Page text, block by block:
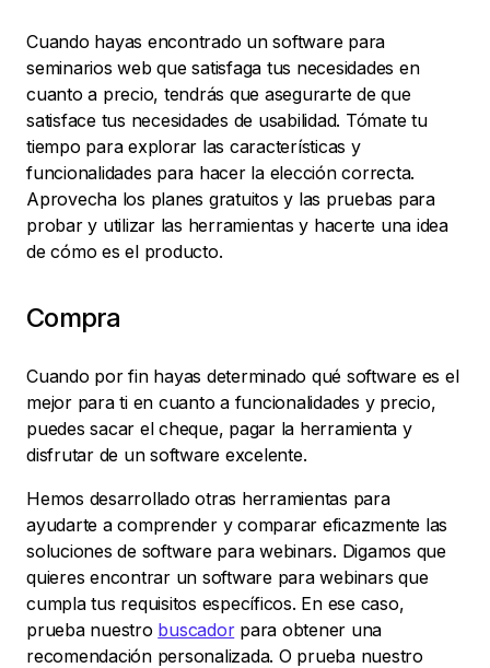
Cuando hayas encontrado un software para
seminarios web que satisfaga tus necesidades en
cuanto a precio, tendrás que asegurarte de que
satisface tus necesidades de usabilidad. Tómate tu
tiempo para explorar las características y
funcionalidades para hacer la elección correcta.
Aprovecha los planes gratuitos y las pruebas para
probar y utilizar las herramientas y hacerte una idea
de cómo es el producto.
Compra
Cuando por fin hayas determinado qué software es el
mejor para ti en cuanto a funcionalidades y precio,
puedes sacar el cheque, pagar la herramienta y
disfrutar de un software excelente.
Hemos desarrollado otras herramientas para
ayudarte a comprender y comparar eficazmente las
soluciones de software para webinars. Digamos que
quieres encontrar un software para webinars que
cumpla tus requisitos específicos. En ese caso,
prueba nuestro buscadorpara obtener una
recomendación personalizada. O prueba nuestro